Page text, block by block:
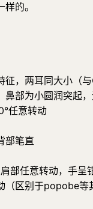
的。
征，两耳同大小（
鼻部为小圆润突起
任意转动
部笔直
部任意转动，手呈
（区别于popobe等